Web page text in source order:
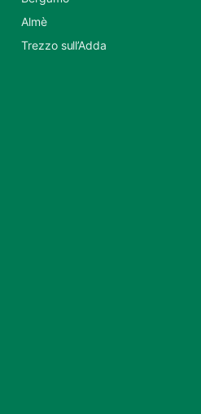
Almè
Trezzo sull’Adda